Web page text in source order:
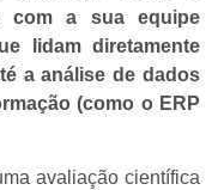
com a sua equipe
lidam diretamente
a análise de dados
(como o ERP
avaliação científica